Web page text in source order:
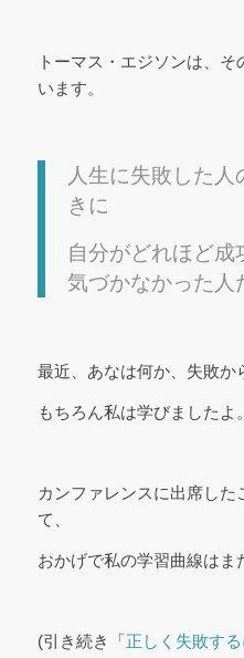
トーマス・エジソンは、
います。
人生に失敗した人
きに
自分がどれほど成
気づかなかった人
最近、あなは何か、失敗か
もちろん私は学びましたよ。
カンファレンスに出席し
て、
おかげで私の学習曲線はま
(引き続き「正しく失敗す